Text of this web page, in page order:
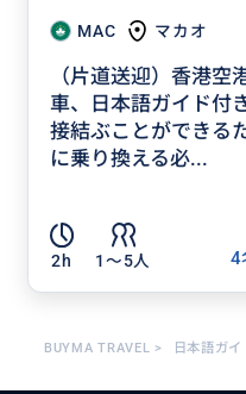
MAC マカオ
（片道送迎）香港空
車、日本語ガイド付
接結ぶことができる
に乗り換える必...
2h 1〜5人
4
BUYMA TRAVEL > 日本語ガ